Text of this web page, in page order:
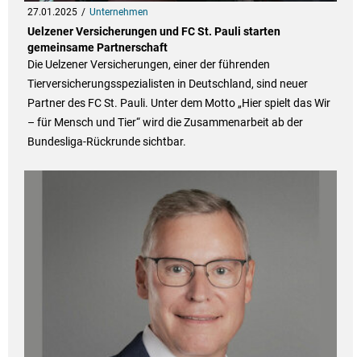
27.01.2025 Unternehmen
Uelzener Versicherungen und FC St. Pauli starten
gemeinsame Partnerschaft
Die Uelzener Versicherungen, einer der führenden
Tierversicherungsspezialisten in Deutschland, sind neuer
Partner des FC St. Pauli. Unter dem Motto „Hier spielt das Wir
– für Mensch und Tier“ wird die Zusammenarbeit ab der
Bundesliga-Rückrunde sichtbar.